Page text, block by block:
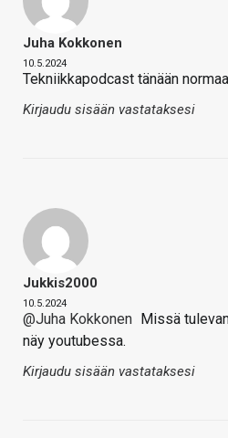
Juha Kokkonen
10.5.2024
Tekniikkapodcast tänään
Kirjaudu sisään vastataksesi
Jukkis2000
10.5.2024
@Juha Kokkonen Missä
näy youtubessa.
Kirjaudu sisään vastataksesi